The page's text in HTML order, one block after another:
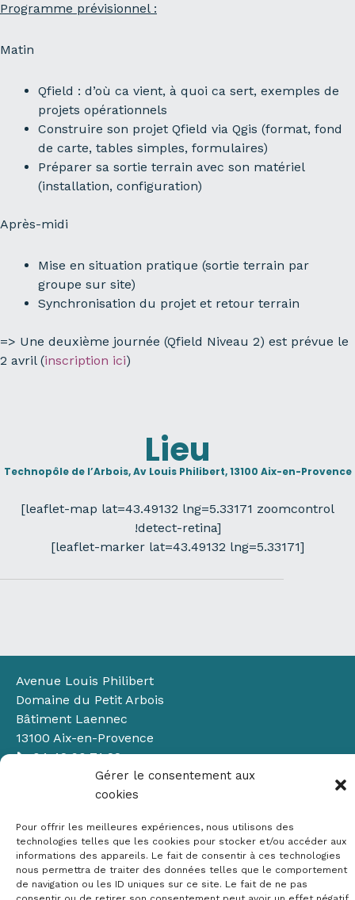
Gérer le consentement aux
cookies
Pour offrir les meilleures expériences, nous utilisons des
technologies telles que les cookies pour stocker et/ou accéder aux
informations des appareils. Le fait de consentir à ces technologies
nous permettra de traiter des données telles que le comportement
de navigation ou les ID uniques sur ce site. Le fait de ne pas
Programme prévisionnel :
Matin
Qfield : d’où ca vient, à quoi ca sert, exemples de
projets opérationnels
Construire son projet Qfield via Qgis (format, fond
de carte, tables simples, formulaires)
Préparer sa sortie terrain avec son matériel
(installation, configuration)
Après-midi
Mise en situation pratique (sortie terrain par
groupe sur site)
Synchronisation du projet et retour terrain
=> Une deuxième journée (Qfield Niveau 2) est prévue le
2 avril (inscription ici)
Lieu
Technopôle de l’Arbois, Av Louis Philibert, 13100 Aix-en-Provence
[leaflet-map lat=43.49132 lng=5.33171 zoomcontrol
!detect-retina]
[leaflet-marker lat=43.49132 lng=5.33171]
Avenue Louis Philibert
Domaine du Petit Arbois
Bâtiment Laennec
13100 Aix-en-Provence
📞04 42 90 71 22
✉ contact@crige-paca.org